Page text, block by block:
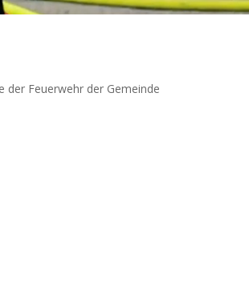
der Feuerwehr der Gemeinde